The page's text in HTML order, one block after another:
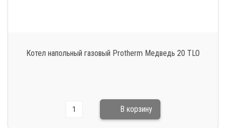
Котел напольный газовый Protherm Медведь 20 TLO